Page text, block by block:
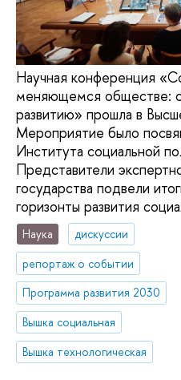
Научная конференция
меняющемся обществе:
развитию» прошла в
Мероприятие было
Института социальной
Представители
государства подвели
горизонты развития
Наука
дискуссии
репортаж о событии
Программа развития 2030
Вышка социальная
Вышка технологическая